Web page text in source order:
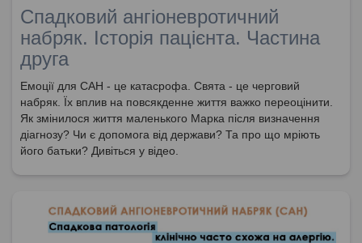
Спадковий ангіоневротичний
набряк. Iсторія пацієнта. Частина
друга
Емоції для САН - це катасрофа. Свята - це черговий
набряк. Їх вплив на повсякденне життя важко переоцінити.
Як змінилося життя маленького Марка після визначення
діагнозу? Чи є допомога від держави? Та про що мріють
його батьки? Дивіться у відео.